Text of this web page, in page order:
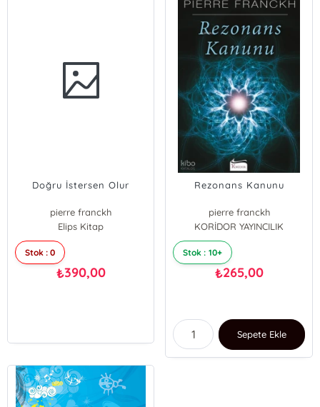
Doğru İstersen Olur
pierre franckh
Elips Kitap
Stok : 0
₺390,00
Rezonans Kanunu
pierre franckh
KORİDOR YAYINCILIK
Stok : 10+
₺265,00
Sepete Ekle